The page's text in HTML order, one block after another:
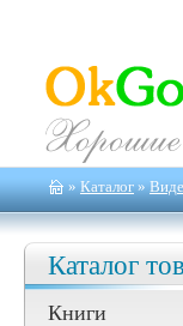
»Каталог»
Каталог
Книги